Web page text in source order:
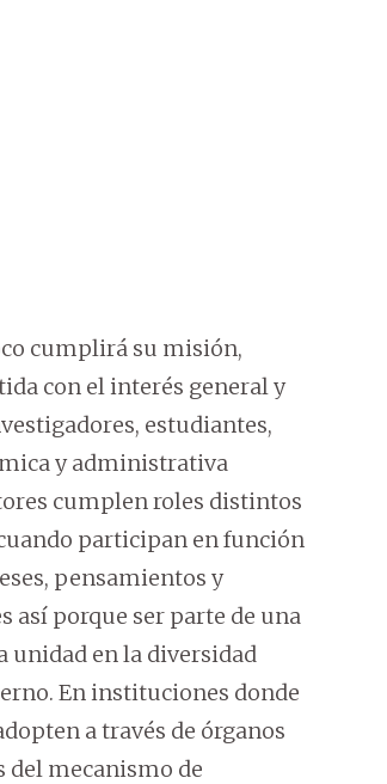
cumplirá su misión,
con el interés general y
estudiantes,
y administrativa
cumplen roles distintos
participan en función
pensamientos y
así porque ser parte de una
unidad en la diversidad
En instituciones donde
a través de órganos
del mecanismo de